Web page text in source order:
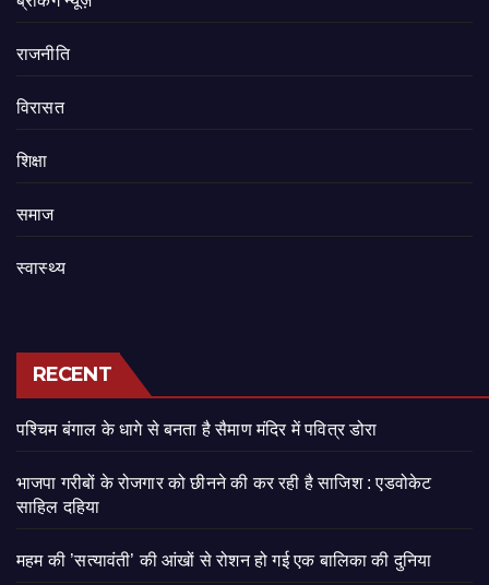
राजनीति
‍‍विरासत
शिक्षा
समाज
स्वास्थ्य
RECENT
पश्चिम बंगाल के धागे से बनता है सैमाण मंदिर में पवित्र डोरा
भाजपा गरीबों के रोजगार को छीनने की कर रही है साजिश : एडवोकेट
साहिल दहिया
महम की ’सत्यावंती’ की आंखों से रोशन हो गई एक बालिका की दुनिया